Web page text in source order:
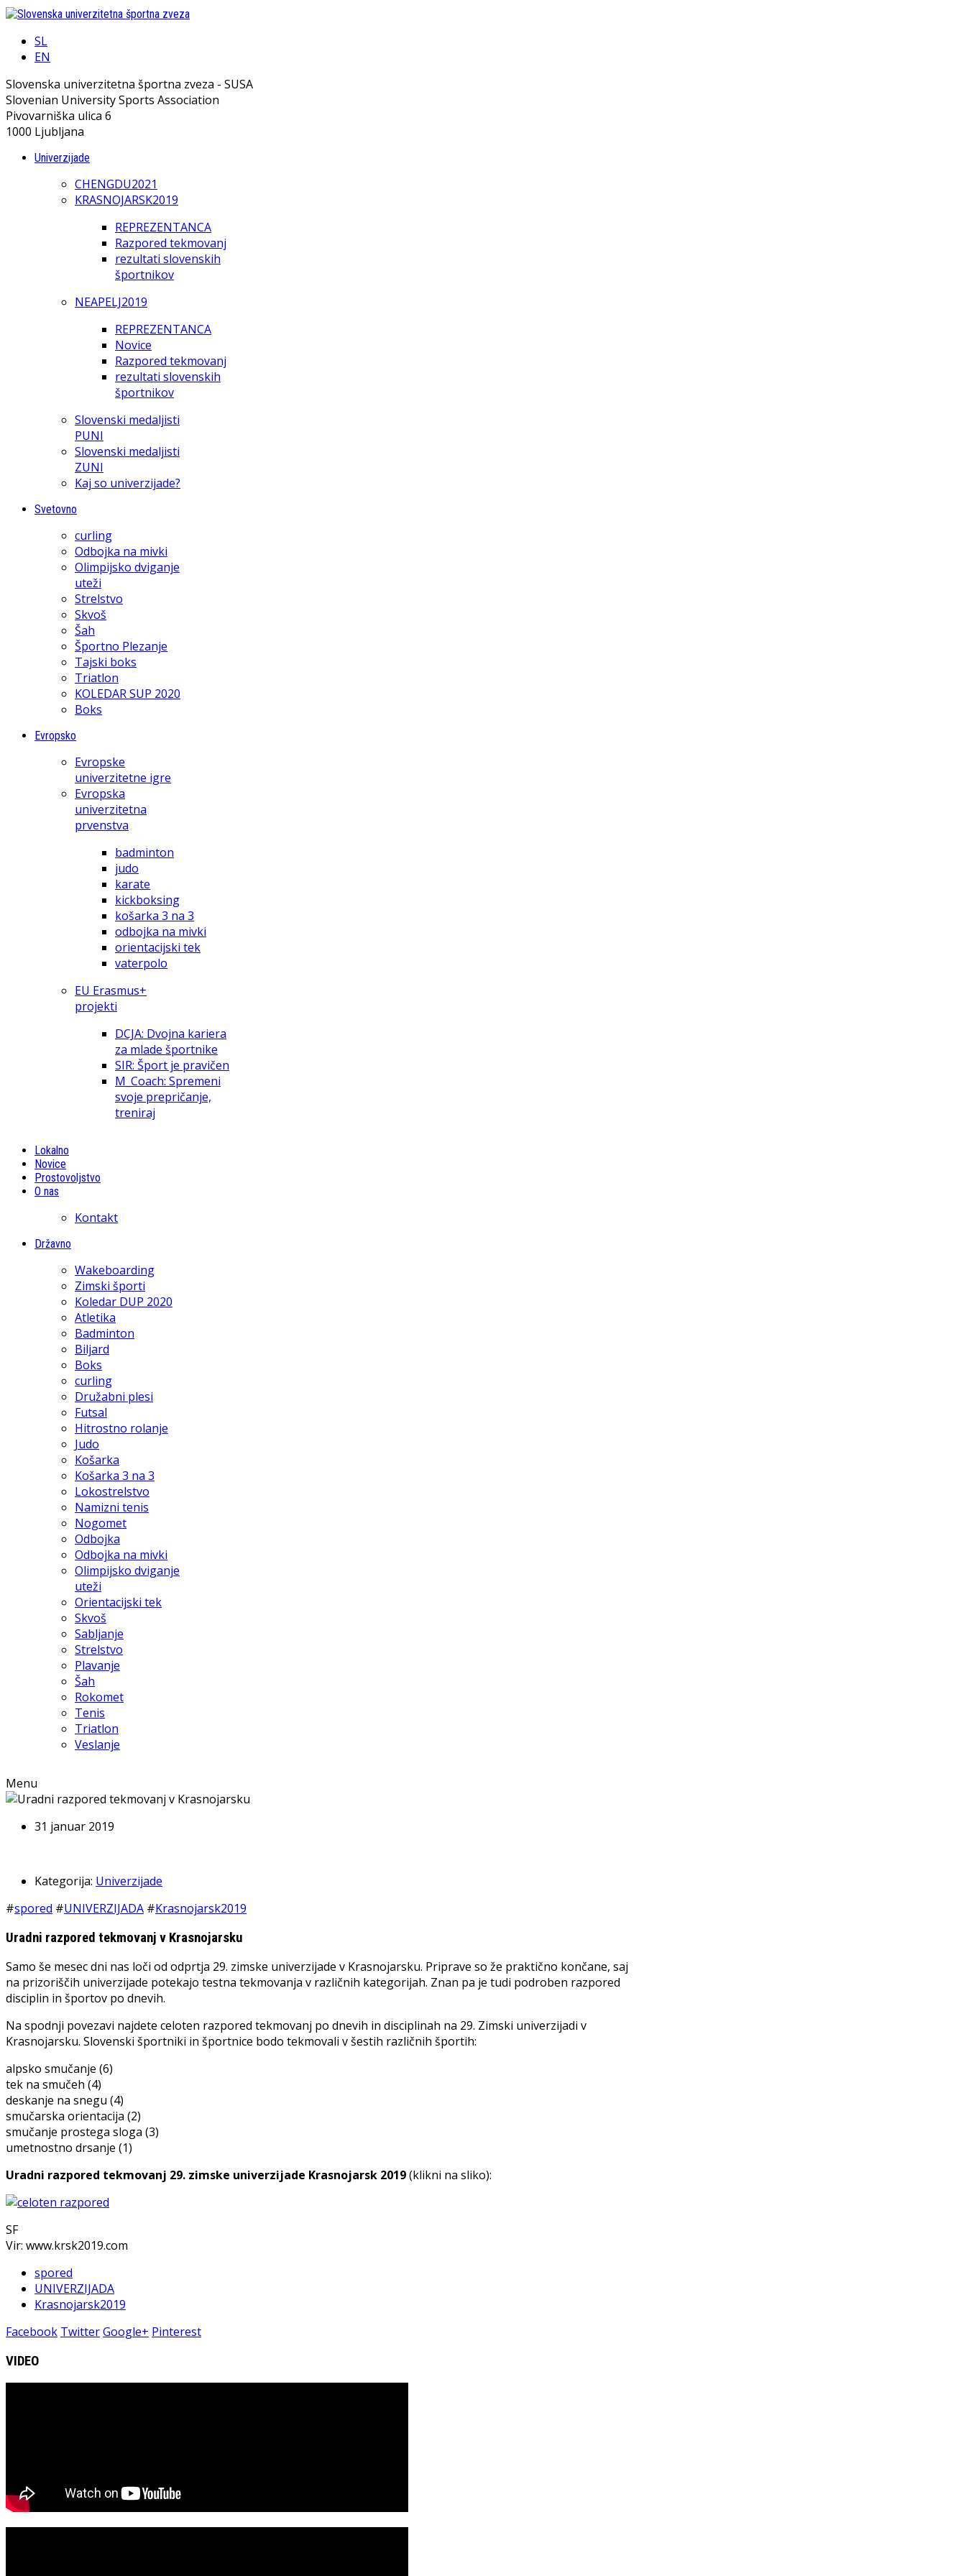
SL
EN
Slovenska univerzitetna športna zveza - SUSA
Slovenian University Sports Association
Pivovarniška ulica 6
1000 Ljubljana
Univerzijade
CHENGDU2021
KRASNOJARSK2019
REPREZENTANCA
Razpored tekmovanj
rezultati slovenskih
športnikov
NEAPELJ2019
REPREZENTANCA
Novice
Razpored tekmovanj
rezultati slovenskih
športnikov
Slovenski medaljisti
PUNI
Slovenski medaljisti
ZUNI
Kaj so univerzijade?
Svetovno
curling
Odbojka na mivki
Olimpijsko dviganje
uteži
Strelstvo
Skvoš
Šah
Športno Plezanje
Tajski boks
Triatlon
KOLEDAR SUP 2020
Boks
Evropsko
Evropske
univerzitetne igre
Evropska
univerzitetna
prvenstva
badminton
judo
karate
kickboksing
košarka 3 na 3
odbojka na mivki
orientacijski tek
vaterpolo
EU Erasmus+
projekti
DCJA: Dvojna kariera
za mlade športnike
SIR: Šport je pravičen
M_Coach: Spremeni
svoje prepričanje,
treniraj
Lokalno
Novice
Prostovoljstvo
O nas
Kontakt
Državno
Wakeboarding
Zimski športi
Koledar DUP 2020
Atletika
Badminton
Biljard
Boks
curling
Družabni plesi
Futsal
Hitrostno rolanje
Judo
Košarka
Košarka 3 na 3
Lokostrelstvo
Namizni tenis
Nogomet
Odbojka
Odbojka na mivki
Olimpijsko dviganje
uteži
Orientacijski tek
Skvoš
Sabljanje
Strelstvo
Plavanje
Šah
Rokomet
Tenis
Triatlon
Veslanje
Menu
31 januar 2019
Kategorija: Univerzijade
#spored #UNIVERZIJADA #Krasnojarsk2019
Uradni razpored tekmovanj v Krasnojarsku
Samo še mesec dni nas loči od odprtja 29. zimske univerzijade v Krasnojarsku. Priprave so že praktično končane, saj
na prizoriščih univerzijade potekajo testna tekmovanja v različnih kategorijah. Znan pa je tudi podroben razpored
disciplin in športov po dnevih.
Na spodnji povezavi najdete celoten razpored tekmovanj po dnevih in disciplinah na 29. Zimski univerzijadi v
Krasnojarsku. Slovenski športniki in športnice bodo tekmovali v šestih različnih športih:
alpsko smučanje (6)
tek na smučeh (4)
deskanje na snegu (4)
smučarska orientacija (2)
smučanje prostega sloga (3)
umetnostno drsanje (1)
Uradni razpored tekmovanj 29. zimske univerzijade Krasnojarsk 2019(klikni na sliko):
SF
Vir: www.krsk2019.com
spored
UNIVERZIJADA
Krasnojarsk2019
Facebook TwitterGoogle+ Pinterest
VIDEO